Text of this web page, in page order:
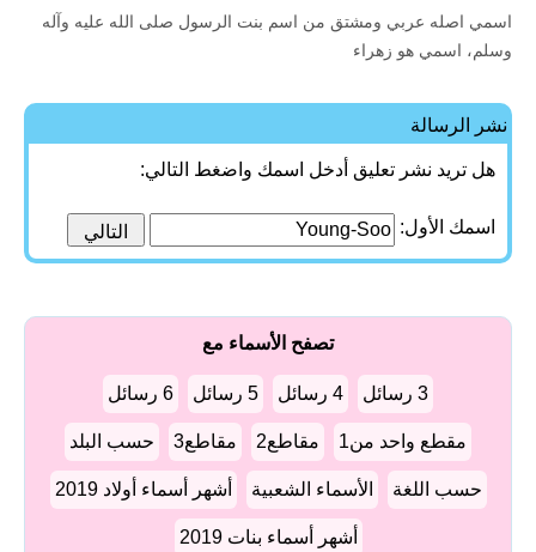
اسمي اصله عربي ومشتق من اسم بنت الرسول صلى الله عليه وآله
وسلم، اسمي هو زهراء
نشر الرسالة
هل تريد نشر تعليق أدخل اسمك واضغط التالي:
اسمك الأول:
تصفح الأسماء مع
3 رسائل 4 رسائل 5 رسائل 6 رسائل
مقطع واحد من1 مقاطع2 مقاطع3 حسب البلد
حسب اللغة الأسماء الشعبية أشهر أسماء أولاد 2019
أشهر أسماء بنات 2019